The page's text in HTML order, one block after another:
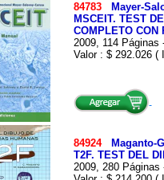
84783
Mayer-
MSCEIT. TEST
COMPLETO CON
2009, 114 Páginas
Valor : $ 292.026 (
84924
Maganto-
T2F. TEST DEL
2009, 280 Páginas